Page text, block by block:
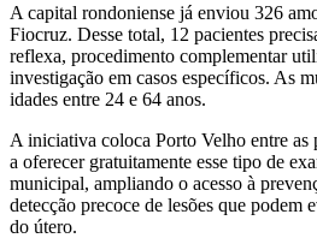
A capital rondoniense já enviou 326
Fiocruz. Desse total, 12 pacientes
reflexa, procedimento complementar
investigação em casos específicos. As
idades entre 24 e 64 anos.
A iniciativa coloca Porto Velho entre as
a oferecer gratuitamente esse tipo de
municipal, ampliando o acesso à
detecção precoce de lesões que podem
do útero.